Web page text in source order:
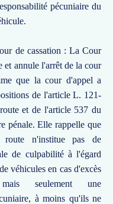
pécuniaire du
de cassation : La Cour
et annule l'arrêt de la cour
que la cour d'appel a
de l'article L. 121-
et de l'article 537 du
pénale. Elle rappelle que
n'institue pas de
de culpabilité à l'égard
véhicules en cas d'excès
seulement une
à moins qu'ils ne